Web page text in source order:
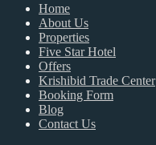
Home
About Us
Properties
Five Star Hotel
Offers
Krishibid Trade Center
Booking Form
Blog
Contact Us